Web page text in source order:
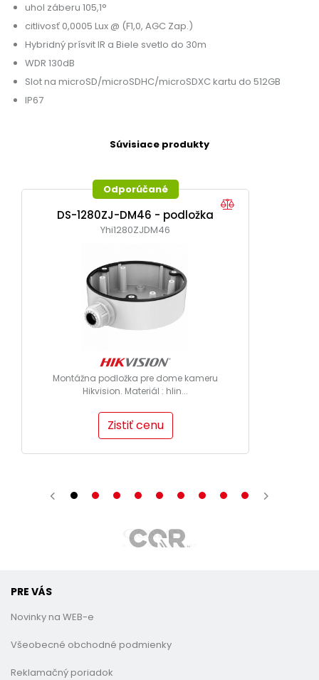
uhol záberu 105,1°
citlivosť 0,0005 Lux @ (F1,0, AGC Zap.)
Hybridný prísvit IR a Biele svetlo do 30m
WDR 130dB
Slot na microSD/microSDHC/microSDXC kartu do 512GB
IP67
Súvisiace produkty
Odporúčané
DS-1280ZJ-DM46 - podložka
Yhi1280ZJDM46
Montážna podložka pre dome kameru
Hikvision. Materiál : hlin...
Zistiť cenu
PRE VÁS
Novinky na WEB-e
Všeobecné obchodné podmienky
Reklamačný poriadok